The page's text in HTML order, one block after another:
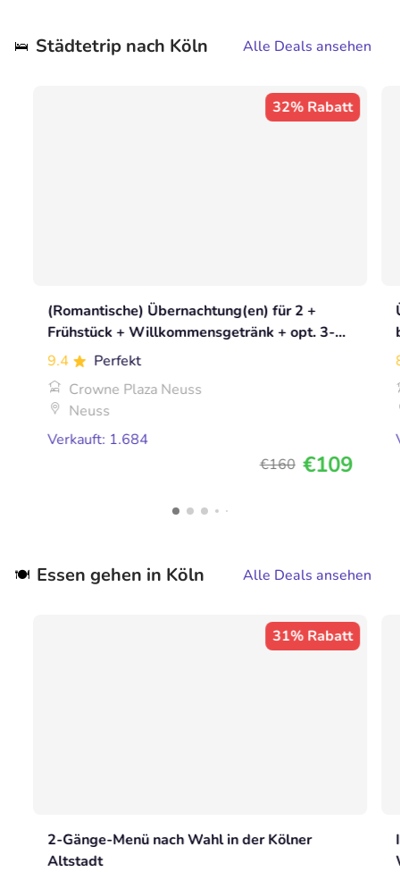
🛌 Städtetrip nach Köln Alle Deals ansehen
32% Rabatt
(Romantische) Übernachtung(en) für 2 +
Frühstück + Willkommensgetränk + opt. 3-
Gänge-Menü
9.4
Perfekt
Crowne Plaza Neuss
Neuss
Verkauft: 1.684
€160 €109
🍽️ Essen gehen in Köln Alle Deals ansehen
31% Rabatt
2-Gänge-Menü nach Wahl in der Kölner
Altstadt